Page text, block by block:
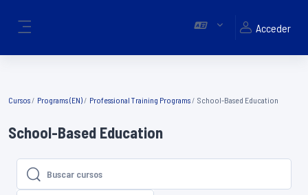
Acceder
Cursos Programs (EN) Professional Training Programs School-Based Education
School-Based Education
Buscar cursos
Buscar cursos